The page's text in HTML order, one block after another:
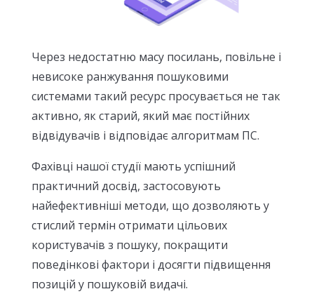
Через недостатню масу посилань, повільне і
невисоке ранжування пошуковими
системами такий ресурс просувається не так
активно, як старий, який має постійних
відвідувачів і відповідає алгоритмам ПС.
Фахівці нашої студії мають успішний
практичний досвід, застосовують
найефективніші методи, що дозволяють у
стислий термін отримати цільових
користувачів з пошуку, покращити
поведінкові фактори і досягти підвищення
позицій у пошуковій видачі.